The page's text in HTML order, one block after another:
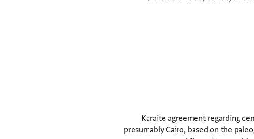
Karaite agreement regarding
presumably Cairo, based on the